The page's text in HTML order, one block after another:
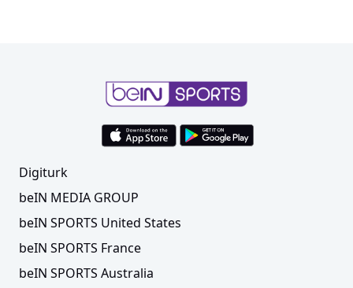
Digiturk
beIN MEDIA GROUP
beIN SPORTS United States
beIN SPORTS France
beIN SPORTS Australia